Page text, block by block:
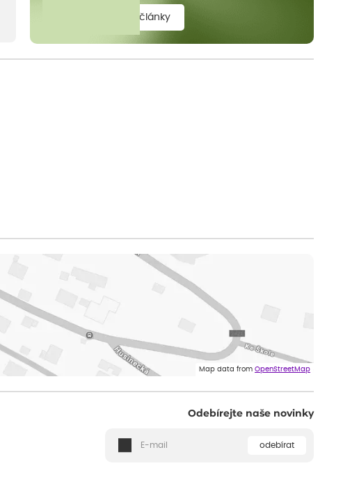
zobrazit všechny články
Map data from OpenStreetMap
Odebírejte naše novinky
odebírat